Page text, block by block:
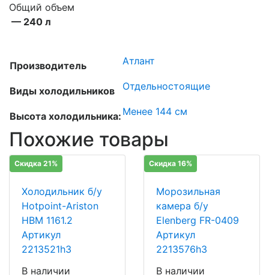
Общий объем
— 240 л
Производитель Атлант
Виды холодильников Отдельностоящие
Высота холодильника: Менее 144 см
Похожие товары
Скидка 21%
Холодильник б/у
Hotpoint-Ariston
HBM 1161.2
Артикул
2213521h3
В наличии
Скидка 16%
Морозильная
камера б/у
Elenberg FR-0409
Артикул
2213576h3
В наличии